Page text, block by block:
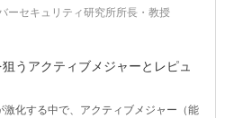
セキュリティ研究所所長・教授
うアクティブメジャーとレピュ
化する中で、アクティブメジャー（能